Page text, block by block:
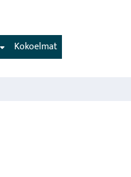
Kokoelmat